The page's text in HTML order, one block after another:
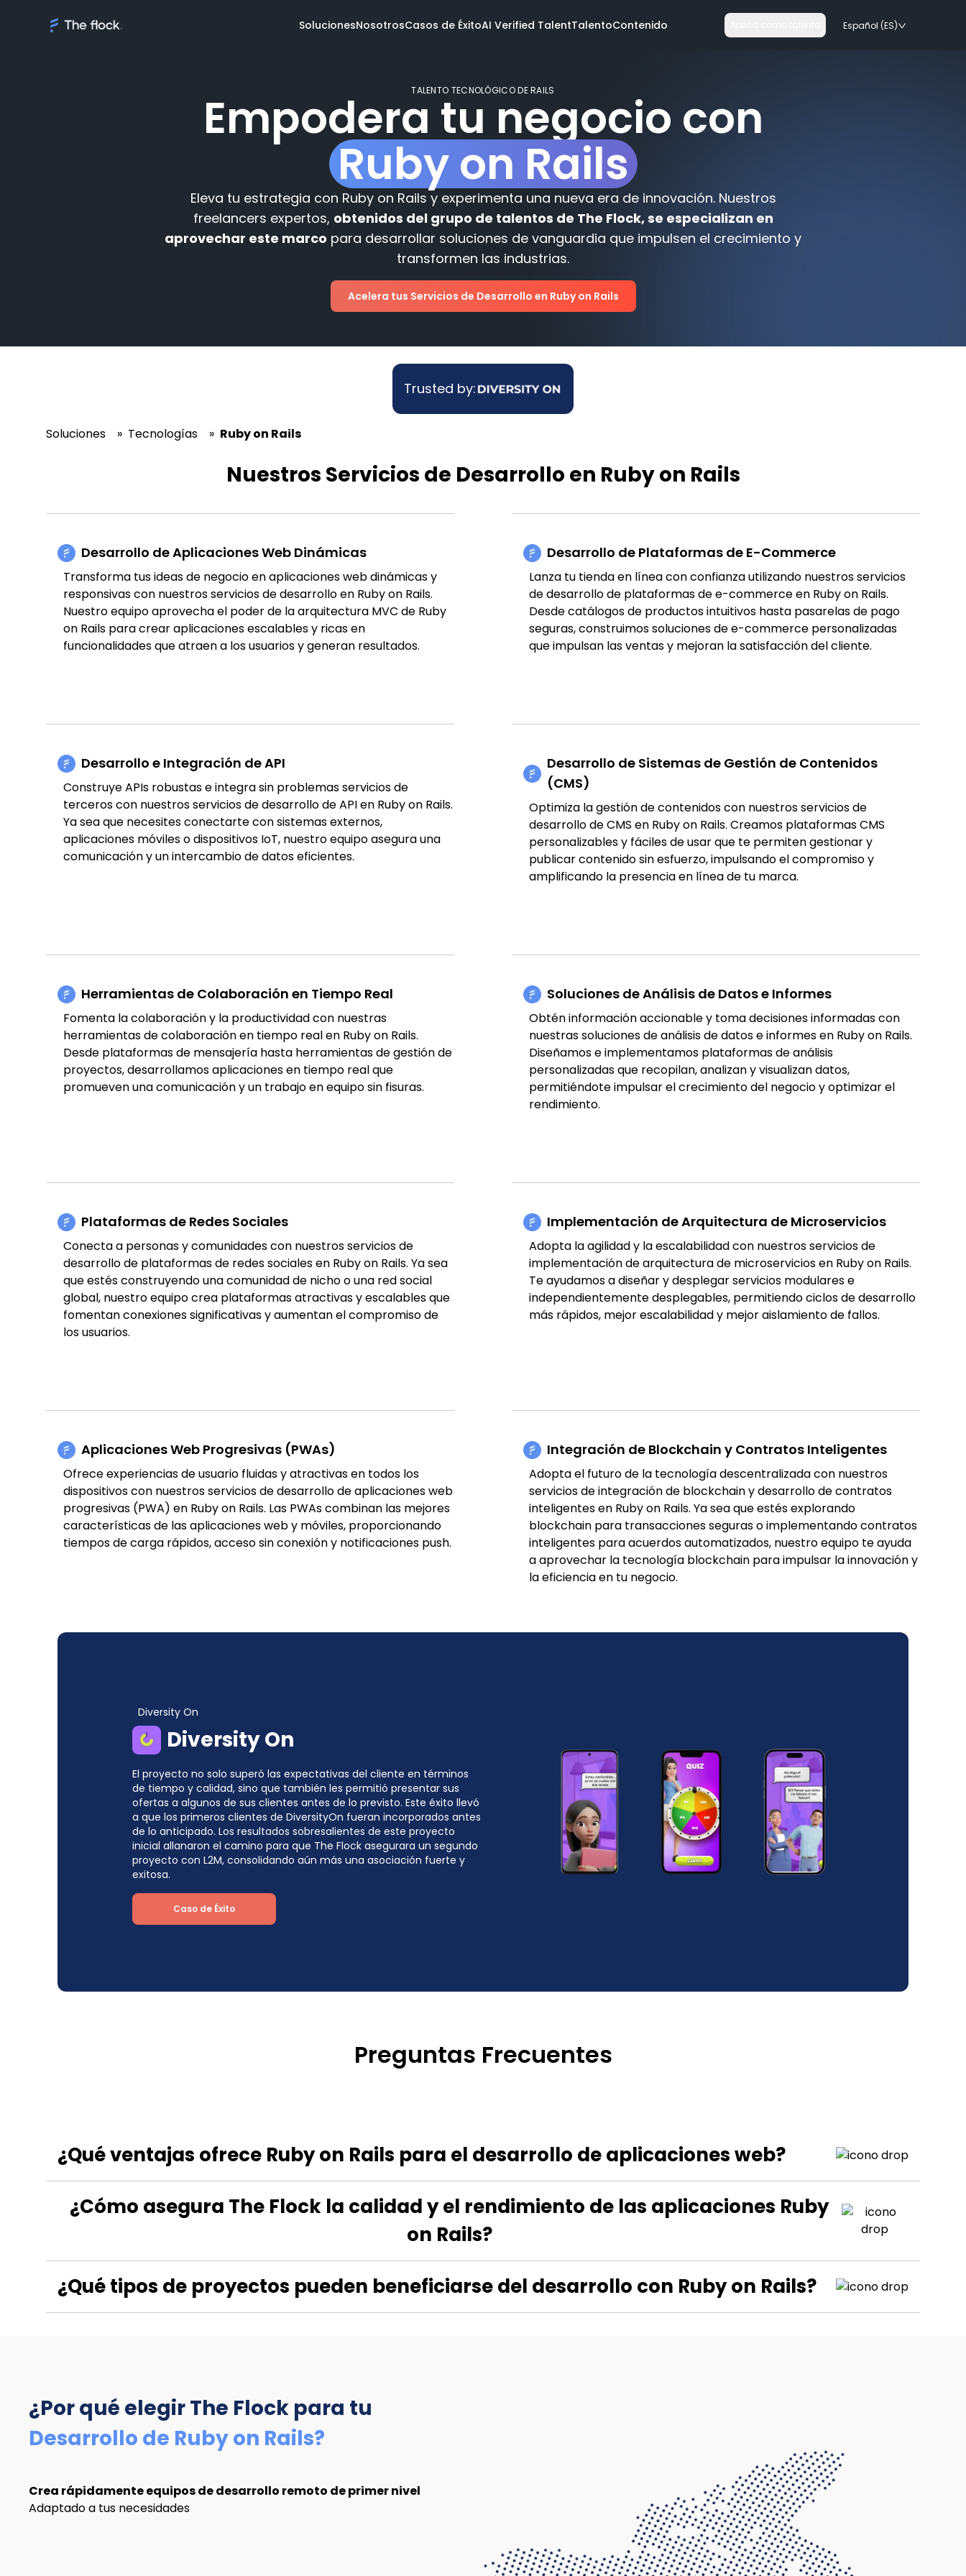
Soluciones
Soluciones
Talento a demanda
Equipos de software
gestionados
AI Discovery
Servicios
Software dev
Design
Data
Todas las soluciones
Industrias
Fintech
Travel
Pharma & Health
Todas las industrias
Tecnologías
.NET
Ruby on rails
AWS
Todas las tecnologias
Nosotros
Conoce al equipo
Review Flockers
Review Clientes
Premios
Casos de ÉxitoAI Verified TalentTalento
Oportunidades abiertas
Verificate con IA
Contenido Español (ES)
TALENTO TECNOLÓGICO DE RAILS
Empodera tu negocio con
Ruby on Rails
Eleva tu estrategia con Ruby on Rails y experimenta una nueva era de innovación. Nuestros
freelancers expertos, obtenidos del grupo de talentos de The Flock, se especializan en
aprovechar este marco para desarrollar soluciones de vanguardia que impulsen el crecimiento y
transformen las industrias.
Acelera tus Servicios de Desarrollo en Ruby on Rails
Trusted by:
Soluciones » Tecnologías » Ruby on Rails
Nuestros Servicios de Desarrollo en Ruby on Rails
Desarrollo de Aplicaciones Web Dinámicas
Transforma tus ideas de negocio en aplicaciones web dinámicas y
responsivas con nuestros servicios de desarrollo en Ruby on Rails.
Nuestro equipo aprovecha el poder de la arquitectura MVC de Ruby
on Rails para crear aplicaciones escalables y ricas en
funcionalidades que atraen a los usuarios y generan resultados.
Desarrollo de Plataformas de E-Commerce
Lanza tu tienda en línea con confianza utilizando nuestros servicios
de desarrollo de plataformas de e-commerce en Ruby on Rails.
Desde catálogos de productos intuitivos hasta pasarelas de pago
seguras, construimos soluciones de e-commerce personalizadas
que impulsan las ventas y mejoran la satisfacción del cliente.
Desarrollo e Integración de API
Construye APIs robustas e integra sin problemas servicios de
terceros con nuestros servicios de desarrollo de API en Ruby on Rails.
Ya sea que necesites conectarte con sistemas externos,
aplicaciones móviles o dispositivos IoT, nuestro equipo asegura una
comunicación y un intercambio de datos eficientes.
Desarrollo de Sistemas de Gestión de Contenidos
(CMS)
Optimiza la gestión de contenidos con nuestros servicios de
desarrollo de CMS en Ruby on Rails. Creamos plataformas CMS
personalizables y fáciles de usar que te permiten gestionar y
publicar contenido sin esfuerzo, impulsando el compromiso y
amplificando la presencia en línea de tu marca.
Herramientas de Colaboración en Tiempo Real
Fomenta la colaboración y la productividad con nuestras
herramientas de colaboración en tiempo real en Ruby on Rails.
Desde plataformas de mensajería hasta herramientas de gestión de
proyectos, desarrollamos aplicaciones en tiempo real que
promueven una comunicación y un trabajo en equipo sin fisuras.
Soluciones de Análisis de Datos e Informes
Obtén información accionable y toma decisiones informadas con
nuestras soluciones de análisis de datos e informes en Ruby on Rails.
Diseñamos e implementamos plataformas de análisis
personalizadas que recopilan, analizan y visualizan datos,
permitiéndote impulsar el crecimiento del negocio y optimizar el
rendimiento.
Plataformas de Redes Sociales
Conecta a personas y comunidades con nuestros servicios de
desarrollo de plataformas de redes sociales en Ruby on Rails. Ya sea
que estés construyendo una comunidad de nicho o una red social
global, nuestro equipo crea plataformas atractivas y escalables que
fomentan conexiones significativas y aumentan el compromiso de
los usuarios.
Implementación de Arquitectura de Microservicios
Adopta la agilidad y la escalabilidad con nuestros servicios de
implementación de arquitectura de microservicios en Ruby on Rails.
Te ayudamos a diseñar y desplegar servicios modulares e
independientemente desplegables, permitiendo ciclos de desarrollo
más rápidos, mejor escalabilidad y mejor aislamiento de fallos.
Aplicaciones Web Progresivas (PWAs)
Ofrece experiencias de usuario fluidas y atractivas en todos los
dispositivos con nuestros servicios de desarrollo de aplicaciones web
progresivas (PWA) en Ruby on Rails. Las PWAs combinan las mejores
características de las aplicaciones web y móviles, proporcionando
tiempos de carga rápidos, acceso sin conexión y notificaciones push.
Integración de Blockchain y Contratos Inteligentes
Adopta el futuro de la tecnología descentralizada con nuestros
servicios de integración de blockchain y desarrollo de contratos
inteligentes en Ruby on Rails. Ya sea que estés explorando
blockchain para transacciones seguras o implementando contratos
inteligentes para acuerdos automatizados, nuestro equipo te ayuda
a aprovechar la tecnología blockchain para impulsar la innovación y
la eficiencia en tu negocio.
Diversity On
Diversity On
El proyecto no solo superó las expectativas del cliente en términos
de tiempo y calidad, sino que también les permitió presentar sus
ofertas a algunos de sus clientes antes de lo previsto. Este éxito llevó
a que los primeros clientes de DiversityOn fueran incorporados antes
de lo anticipado. Los resultados sobresalientes de este proyecto
inicial allanaron el camino para que The Flock asegurara un segundo
proyecto con L2M, consolidando aún más una asociación fuerte y
exitosa.
Caso de Éxito
Preguntas Frecuentes
¿Qué ventajas ofrece Ruby on Rails para el desarrollo de aplicaciones web?
¿Cómo asegura The Flock la calidad y el rendimiento de las aplicaciones Ruby
on Rails?
¿Qué tipos de proyectos pueden beneficiarse del desarrollo con Ruby on Rails?
¿Por qué elegir The Flock para tu
Desarrollo de Ruby on Rails?
Crea rápidamente equipos de desarrollo remoto de primer nivel
Adaptado a tus necesidades